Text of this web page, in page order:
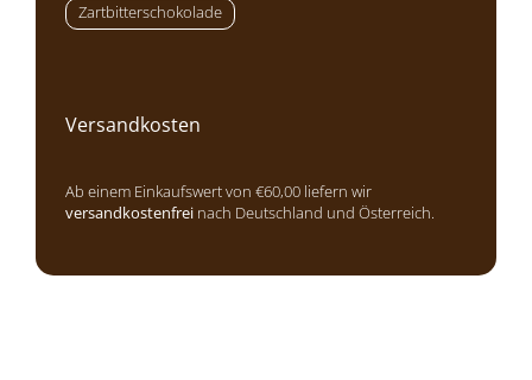
Zartbitterschokolade
Versandkosten
Ab einem Einkaufswert von €60,00 liefern wir
versandkostenfrei nach Deutschland und Österreich.